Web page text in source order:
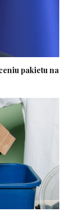
pakietu na